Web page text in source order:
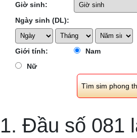
Giờ sinh:
Ngày sinh (DL):
Giới tính:
Nam
Nữ
1. Đầu số 081